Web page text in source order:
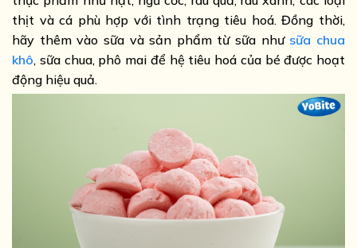
thịt và cá phù hợp với tình trạng tiêu hoá. Đồng thời,
hãy thêm vào sữa và sản phẩm từ sữa như sữa chua
khô, sữa chua, phô mai để hệ tiêu hoá của bé được hoạt
động hiệu quả.